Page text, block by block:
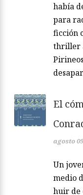
había
para
ficción
thriller
El
agosto
Un
medio
huir de